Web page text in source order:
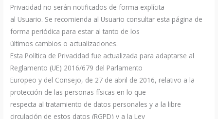
Privacidad no serán notificados de forma explícita
al Usuario. Se recomienda al Usuario consultar esta página de
forma periódica para estar al tanto de los
últimos cambios o actualizaciones.
Esta Política de Privacidad fue actualizada para adaptarse al
Reglamento (UE) 2016/679 del Parlamento
Europeo y del Consejo, de 27 de abril de 2016, relativo a la
protección de las personas físicas en lo que
respecta al tratamiento de datos personales y a la libre
circulación de estos datos (RGPD) y a la Ley